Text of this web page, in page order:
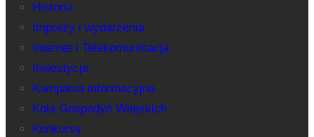
Historia
Imprezy i wydarzenia
Internet i Telekomunikacja
Inwestycje
Kampania informacyjna
Koła Gospodyń Wiejskich
Konkursy